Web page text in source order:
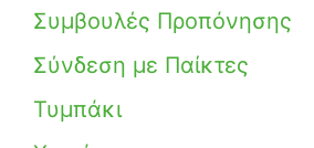
Συμβουλές Προπόνησης
Σύνδεση με Παίκτες
Τυμπάκι